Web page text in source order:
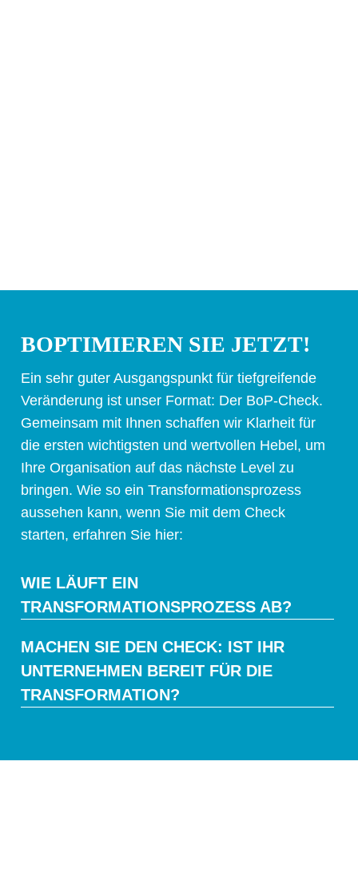
BOPTIMIEREN SIE JETZT!
Ein sehr guter Ausgangspunkt für tiefgreifende
Veränderung ist unser Format: Der BoP-Check.
Gemeinsam mit Ihnen schaffen wir Klarheit für
die ersten wichtigsten und wertvollen Hebel, um
Ihre Organisation auf das nächste Level zu
bringen. Wie so ein Transformationsprozess
aussehen kann, wenn Sie mit dem Check
starten, erfahren Sie hier:
WIE LÄUFT EIN
TRANSFORMATIONSPROZESS AB?
MACHEN SIE DEN CHECK: IST IHR
UNTERNEHMEN BEREIT FÜR DIE
TRANSFORMATION?